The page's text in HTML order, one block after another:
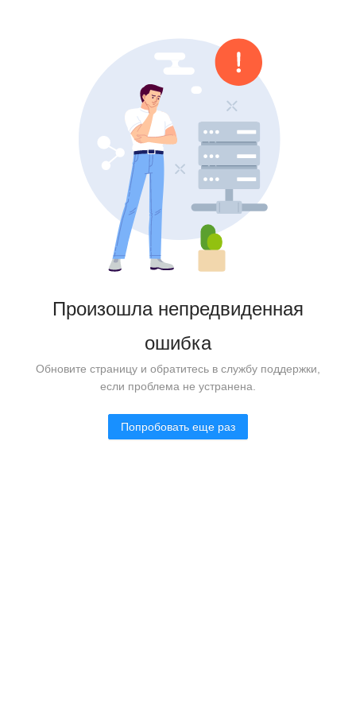
Произошла непредвиденная
ошибка
Обновите страницу и обратитесь в службу поддержки,
если проблема не устранена.
Попробовать еще раз